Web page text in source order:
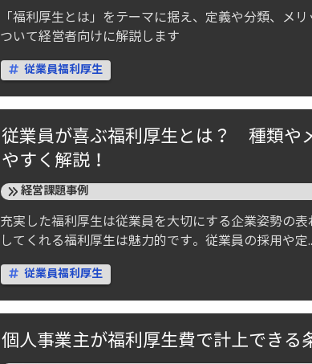
「福利厚生とは」をテーマに据え、定義や分類、メ
ついて経営者向けに解説します
従業員福利厚生
従業員が喜ぶ福利厚生とは？ 種類や
やすく解説！
経営課題事例
充実した福利厚生は従業員を大切にする企業姿勢の
してくれる福利厚生は魅力的です。従業員の採用や定
従業員福利厚生
個人事業主が福利厚生費で計上できる